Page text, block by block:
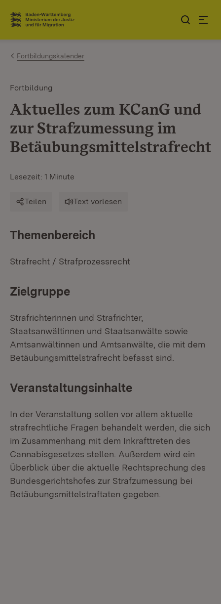
Zum Inhalt springen
Link zur Startseite
Fortbildungskalender
Fortbildung
Aktuelles zum KCanG und
zur Strafzumessung im
Betäubungsmittelstrafrecht
Lesezeit: 1 Minute
Teilen Text vorlesen
Themenbereich
Strafrecht / Strafprozessrecht
Zielgruppe
Strafrichterinnen und Strafrichter,
Staatsanwältinnen und Staatsanwälte sowie
Amtsanwältinnen und Amtsanwälte, die mit dem
Betäubungsmittelstrafrecht befasst sind.
Veranstaltungsinhalte
In der Veranstaltung sollen vor allem aktuelle
strafrechtliche Fragen behandelt werden, die sich
im Zusammenhang mit dem Inkrafttreten des
Cannabisgesetzes stellen. Außerdem wird ein
Überblick über die aktuelle Rechtsprechung des
Bundesgerichtshofes zur Strafzumessung bei
Betäubungsmittelstraftaten gegeben.